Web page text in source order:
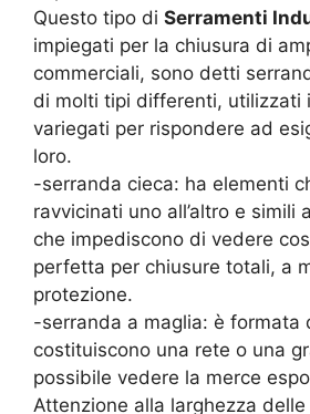
Questo tipo di Serramenti
impiegati per la chiusura di
commerciali, sono detti
di molti tipi differenti, utilizzati
variegati per rispondere ad
loro.
-serranda cieca: ha elementi
ravvicinati uno all’altro e simili
che impediscono di vedere
perfetta per chiusure totali, a
protezione.
-serranda a maglia: è formata
costituiscono una rete o una
possibile vedere la merce
Attenzione alla larghezza